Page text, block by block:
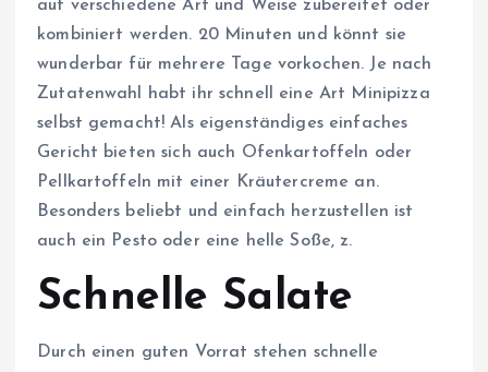
auf verschiedene Art und Weise zubereitet oder
kombiniert werden. 20 Minuten und könnt sie
wunderbar für mehrere Tage vorkochen. Je nach
Zutatenwahl habt ihr schnell eine Art Minipizza
selbst gemacht! Als eigenständiges einfaches
Gericht bieten sich auch Ofenkartoffeln oder
Pellkartoffeln mit einer Kräutercreme an.
Besonders beliebt und einfach herzustellen ist
auch ein Pesto oder eine helle Soße, z.
Schnelle Salate
Durch einen guten Vorrat stehen schnelle